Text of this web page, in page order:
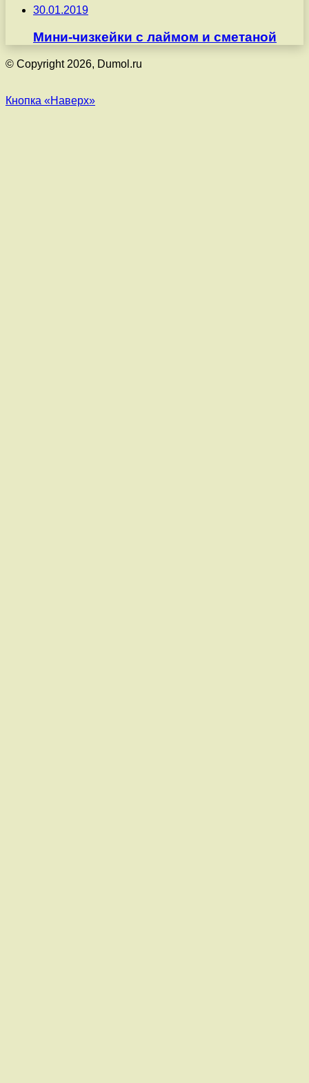
30.01.2019
Мини-чизкейки с лаймом и сметаной
© Copyright 2026, Dumol.ru
Кнопка «Наверх»